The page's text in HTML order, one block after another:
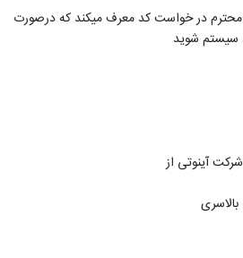
محترم در خواست کد معرف میکند که درصورت
سیستم شوید
آینوتی از